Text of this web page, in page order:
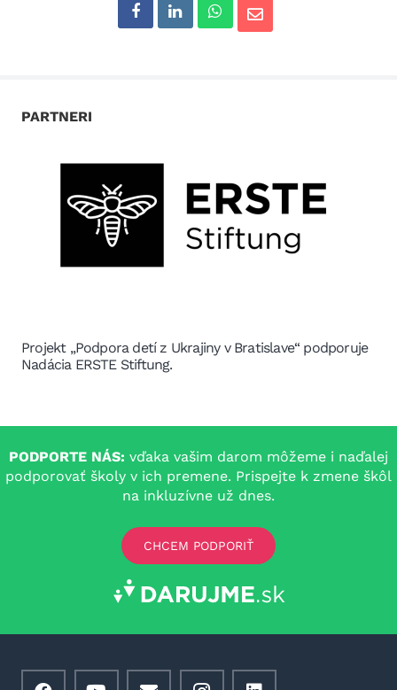
PARTNERI
Projekt „Podpora detí z Ukrajiny v Bratislave“ podporuje
Nadácia ERSTE Stiftung.
PODPORTE NÁS: vďaka vašim darom môžeme i naďalej
podporovať školy v ich premene. Prispejte k zmene škôl
na inkluzívne už dnes.
CHCEM PODPORIŤ